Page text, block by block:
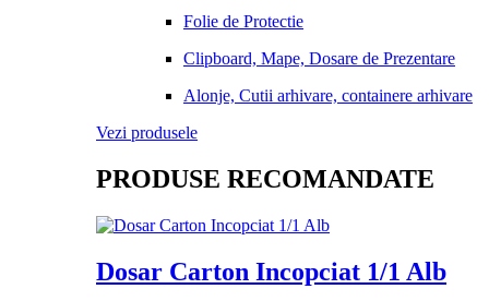
Folie de Protectie
Clipboard, Mape, Dosare de Prezentare
Alonje, Cutii arhivare, containere arhivare
Vezi produsele
PRODUSE RECOMANDATE
Dosar Carton Incopciat 1/1 Alb